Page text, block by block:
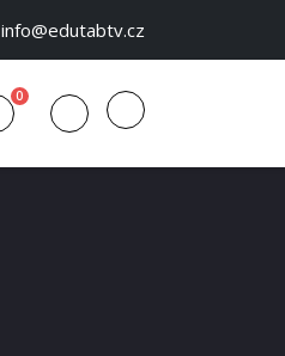
info@edutabtv.cz
0